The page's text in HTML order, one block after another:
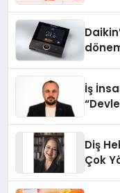
İş
Diş
Çok